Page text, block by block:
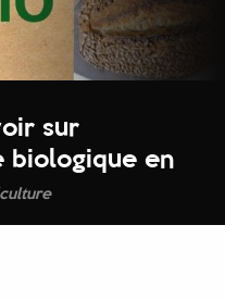
sur
biologique en